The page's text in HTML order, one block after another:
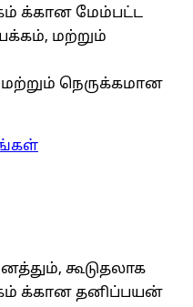
க்கான மேம்பட்ட
மற்றும்
நெருக்கமான
கூடுதலாக
க்கான தனிப்பயன்